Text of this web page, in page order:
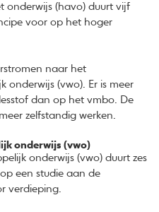
onderwijs (havo) duurt vijf
voor op het hoger
naar het
onderwijs (vwo). Er is meer
dan op het vmbo. De
zelfstandig werken.
onderwijs (vwo)
onderwijs (vwo) duurt zes
een studie aan de
verdieping.